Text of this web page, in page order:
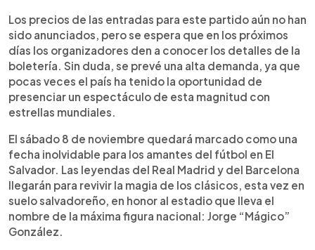
Los precios de las entradas para este partido aún no han
sido anunciados, pero se espera que en los próximos
días los organizadores den a conocer los detalles de la
boletería. Sin duda, se prevé una alta demanda, ya que
pocas veces el país ha tenido la oportunidad de
presenciar un espectáculo de esta magnitud con
estrellas mundiales.
El sábado 8 de noviembre quedará marcado como una
fecha inolvidable para los amantes del fútbol en El
Salvador. Las leyendas del Real Madrid y del Barcelona
llegarán para revivir la magia de los clásicos, esta vez en
suelo salvadoreño, en honor al estadio que lleva el
nombre de la máxima figura nacional: Jorge “Mágico”
González.